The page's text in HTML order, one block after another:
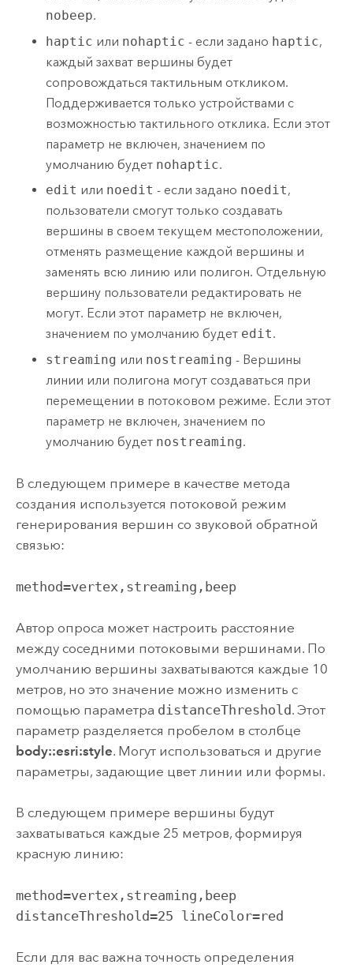
nobeep.
haptic или nohaptic - если задано haptic,
каждый захват вершины будет
сопровождаться тактильным откликом.
Поддерживается только устройствами с
возможностью тактильного отклика. Если этот
параметр не включен, значением по
умолчанию будет nohaptic.
edit или noedit - если задано noedit,
пользователи смогут только создавать
вершины в своем текущем местоположении,
отменять размещение каждой вершины и
заменять всю линию или полигон. Отдельную
вершину пользователи редактировать не
могут. Если этот параметр не включен,
значением по умолчанию будет edit.
streaming или nostreaming - Вершины
линии или полигона могут создаваться при
перемещении в потоковом режиме. Если этот
параметр не включен, значением по
умолчанию будет nostreaming.
В следующем примере в качестве метода
создания используется потоковой режим
генерирования вершин со звуковой обратной
связью:
method=vertex,streaming,beep
Автор опроса может настроить расстояние
между соседними потоковыми вершинами. По
умолчанию вершины захватываются каждые 10
метров, но это значение можно изменить с
помощью параметра distanceThreshold. Этот
параметр разделяется пробелом в столбце
body::esri:style. Могут использоваться и другие
параметры, задающие цвет линии или формы.
В следующем примере вершины будут
захватываться каждые 25 метров, формируя
красную линию:
method=vertex,streaming,beep
distanceThreshold=25 lineColor=red
Если для вас важна точность определения